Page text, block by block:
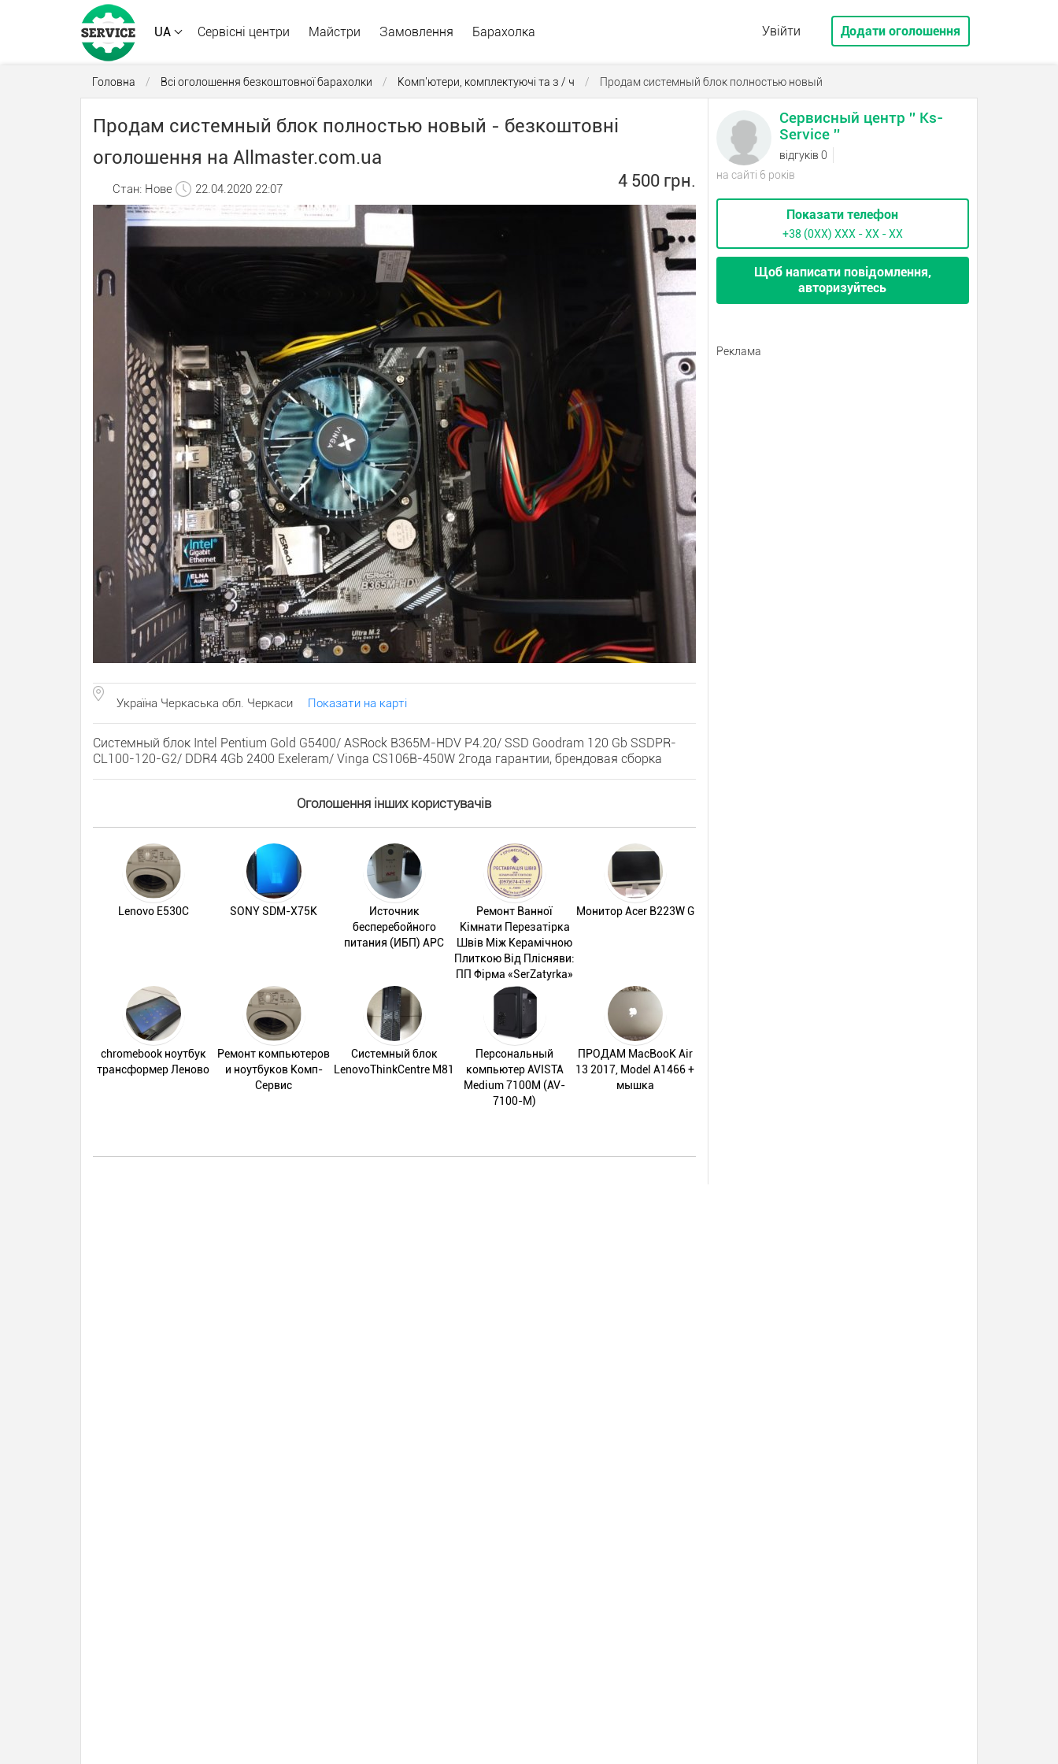
UA Сервісні центри Майстри Замовлення Барахолка Увійти Додати оголошення
Головна / Всі оголошення безкоштовної барахолки / Комп'ютери, комплектуючі та з / ч / Продам системный блок полностью новый
Продам системный блок полностью новый - безкоштовні
оголошення на Allmaster.com.ua
4 500 грн.
Стан: Нове 22.04.2020 22:07
Україна Черкаська обл. Черкаси Показати на карті
Системный блок Intel Pentium Gold G5400/ ASRock B365M-HDV P4.20/ SSD Goodram 120 Gb SSDPR-
CL100-120-G2/ DDR4 4Gb 2400 Exeleram/ Vinga CS106B-450W 2года гарантии, брендовая сборка
Оголошення інших користувачів
Lenovo E530C SONY SDM-X75K
Источник
бесперебойного
питания (ИБП) APC
Ремонт Ванної
Кімнати Перезатірка
Швів Між Керамічною
Плиткою Від Плісняви:
ПП Фірма «SerZatyrka»
Монитор Acer B223W G
chromebook ноутбук
трансформер Леново
Ремонт компьютеров
и ноутбуков Комп-
Сервис
Системный блок
LenovoThinkCentre M81
Персональный
компьютер AVISTA
Medium 7100M (AV-
7100-M)
ПРОДАМ MacBooK Air
13 2017, Model A1466 +
мышка
Сервисный центр '' Ks-
Service ''
відгуків 0
на сайті 6 років
Показати телефон
+38 (0XX) ХХХ - ХХ - ХХ
Щоб написати повідомлення,
авторизуйтесь
Реклама